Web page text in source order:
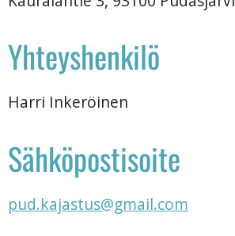
Yhteyshenkilö
Harri Inkeröinen
Sähköpostisoite
pud.kajastus@gmail.com